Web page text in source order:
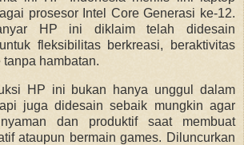
prosesor Intel Core Generasi ke-12.
HP ini diklaim telah didesain
fleksibilitas berkreasi, beraktivitas
hambatan.
HP ini bukan hanya unggul dalam
juga didesain sebaik mungkin agar
dan produktif saat membuat
ataupun bermain games. Diluncurkan